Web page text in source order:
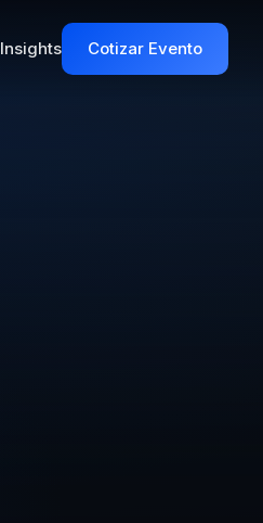
Insights Cotizar Evento